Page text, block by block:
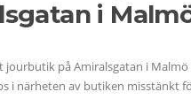
i
jourbutik på Amiralsgatan i Malmö
i närheten av butiken misstänkt